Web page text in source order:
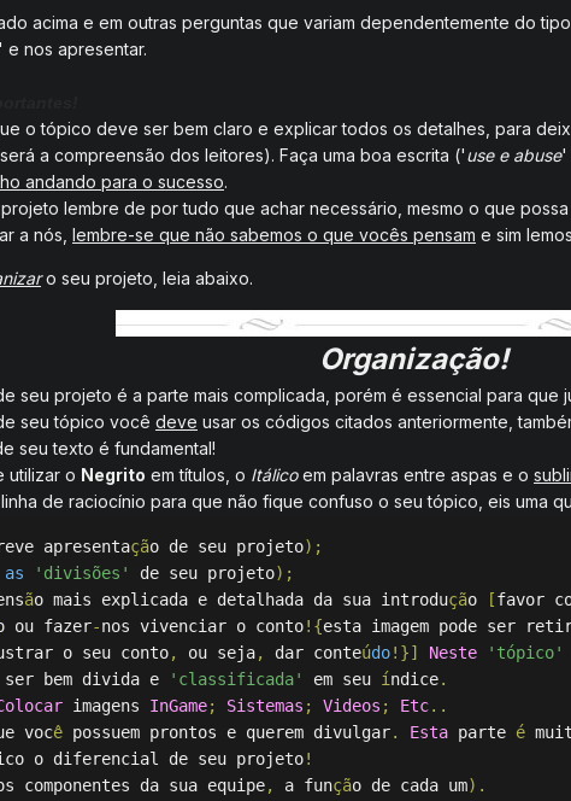
acima e em outras perguntas que variam dependentemente do
e nos apresentar.
o tópico deve ser bem claro e explicar todos os detalhes, para
a compreensão dos leitores). Faça uma boa escrita ('use e abuse'
andando para o sucesso.
lembre de por tudo que achar necessário, mesmo o que
a nós, lembre-se que não sabemos o que vocês pensam e sim
o seu projeto, leia abaixo.
Organização!
seu projeto é a parte mais complicada, porém é essencial para que
seu tópico você deve usar os códigos citados anteriormente,
seu texto é fundamental!
utilizar o Negrito em títulos, o Itálicoem palavras entre aspas e o
linha de raciocínio para que não fique confuso o seu tópico, eis uma
apresentação de seu projeto);
as 'divisões' de seu projeto);
ão mais explicada e detalhada da sua introdução [favor
ou fazer-nos vivenciar o conto!{esta imagem pode ser
o seu conto, ou seja, dar conteúdo!}] Neste 'tópico'
bem divida e 'classificada' em seu índice.
imagens InGame; Sistemas ; Videos ; Etc..
você possuem prontos e querem divulgar. Esta parte é
o diferencial de seu projeto!
componentes da sua equipe, a função de cada um).